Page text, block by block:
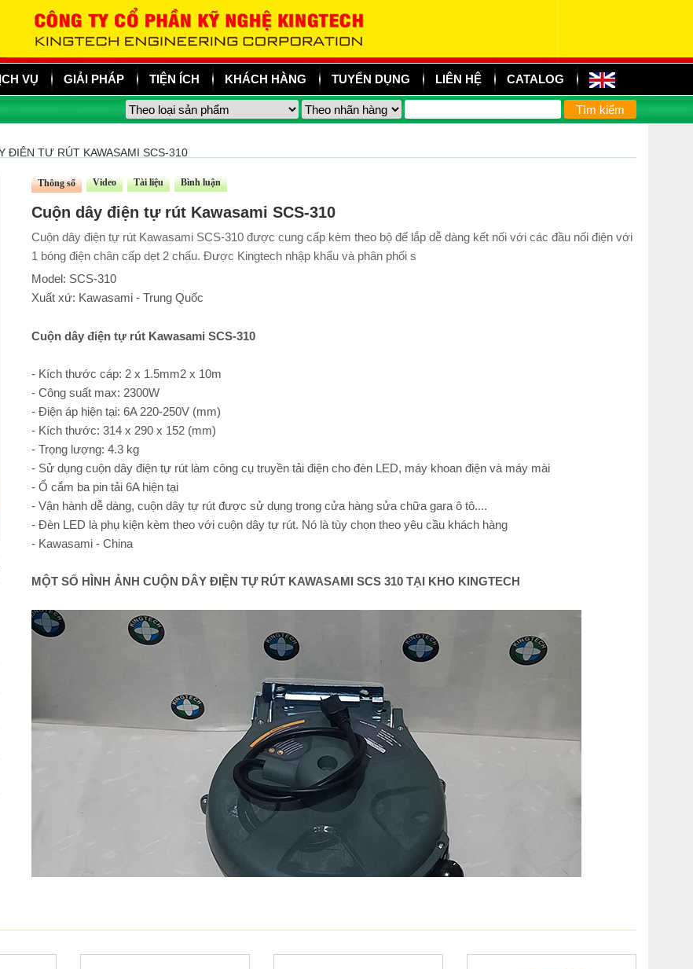
VỤ GIẢI PHÁP TIỆN ÍCH KHÁCH HÀNG TUYỂN DỤNG LIÊN HỆ CATALOG
ĐIỆN TỰ RÚT KAWASAMI SCS-310
Thông số Video Tài liệu Bình luận
Cuộn dây điện tự rút Kawasami SCS-310
Cuộn dây điện tự rút Kawasami SCS-310 được cung cấp kèm theo bộ đế lắp dễ dàng kết nối với các đầu nối điện với
1 bóng điện chân cấp dẹt 2 chấu. Được Kingtech nhập khẩu và phân phối s
Model: SCS-310
Xuất xứ: Kawasami - Trung Quốc
Cuộn dây điện tự rút Kawasami SCS-310
- Kích thước cáp: 2 x 1.5mm2 x 10m
- Công suất max: 2300W
- Điện áp hiện tại: 6A 220-250V (mm)
- Kích thước: 314 x 290 x 152 (mm)
- Trọng lượng: 4.3 kg
- Sử dụng cuộn dây điện tự rút làm công cụ truyền tải điện cho đèn LED, máy khoan điện và máy mài
- Ổ cắm ba pin tải 6A hiện tại
- Vận hành dễ dàng, cuộn dây tự rút được sử dụng trong cửa hàng sửa chữa gara ô tô....
- Đèn LED là phụ kiện kèm theo với cuộn dây tự rút. Nó là tùy chọn theo yêu cầu khách hàng
- Kawasami - China
MỘT SỐ HÌNH ẢNH CUỘN DÂY ĐIỆN TỰ RÚT KAWASAMI SCS 310 TẠI KHO KINGTECH